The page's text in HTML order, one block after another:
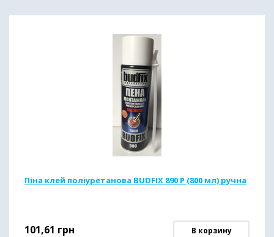
Піна клей поліуретанова BUDFIX 890 P (800 мл) ручна
101,61 грн В корзину